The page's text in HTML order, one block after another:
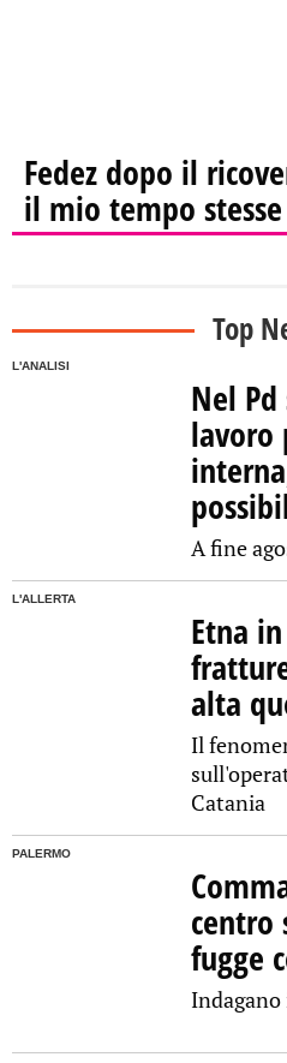
Fedez dopo il
il mio tempo
Top
L'ANALISI
Nel
lavoro
A fine
L'ALLERTA
Etna
alta
Il
Catania
PALERMO
centro
fugge